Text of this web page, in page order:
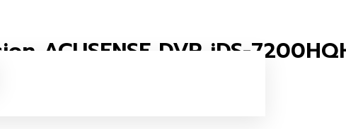
ACUSENSE DVR iDS-